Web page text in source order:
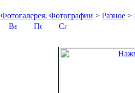
Фотогалерея. Фотографии > Разное >